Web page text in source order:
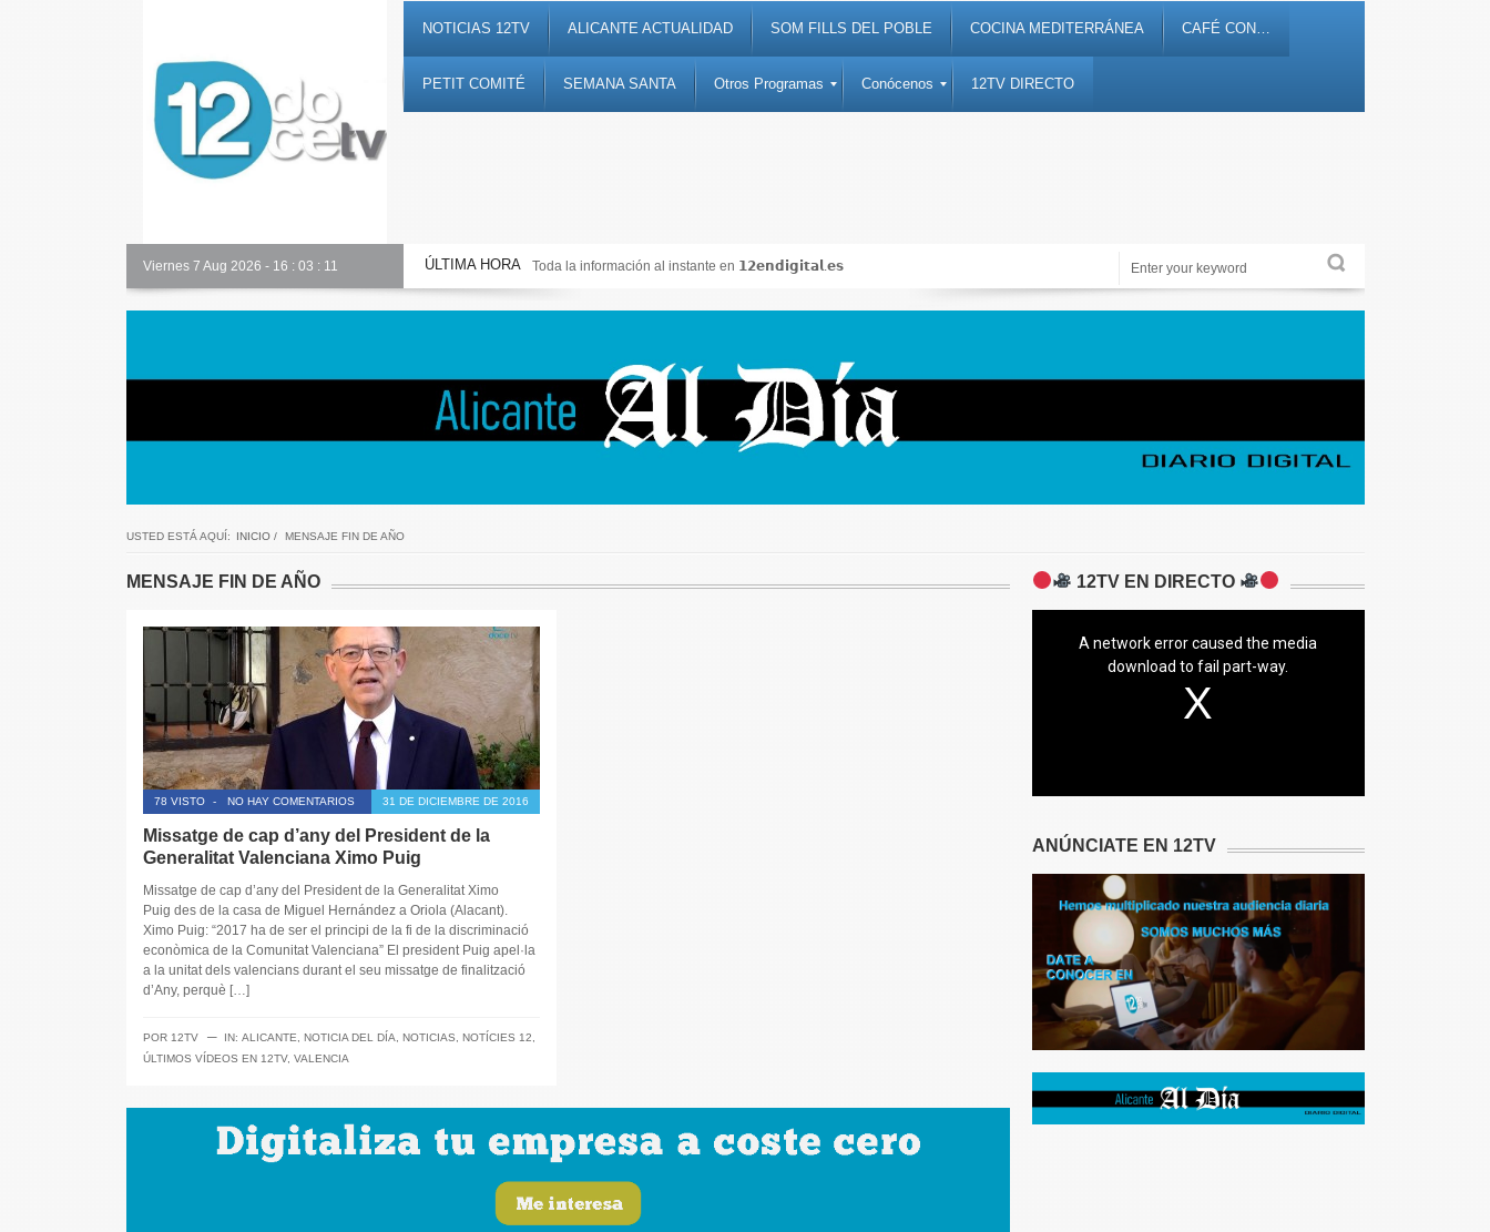
NOTICIAS 12TV ALICANTE ACTUALIDAD SOM FILLS DEL POBLE COCINA MEDITERRÁNEA CAFÉ CON…
PETIT COMITÉ SEMANA SANTA Otros Programas Conócenos 12TV DIRECTO
Viernes 7 Aug 2026 - 16 : 03 : 13 ÚLTIMA HORA
Alicante Actualidad Toda la información al instante en 𝟭𝟮𝗲𝗻𝗱𝗶𝗴𝗶𝘁𝗮𝗹.𝗲𝘀 Noticias, debates, fiestas, cultura, ocio y entretenimiento
USTED ESTÁ AQUÍ: INICIO/ MENSAJE FIN DE AÑO
MENSAJE FIN DE AÑO
78 VISTO - NO HAY COMENTARIOS 31 DE DICIEMBRE DE 2016
Missatge de cap d’any del President de la
Generalitat Valenciana Ximo Puig
Missatge de cap d’any del President de la Generalitat Ximo
Puig des de la casa de Miguel Hernández a Oriola (Alacant).
Ximo Puig: “2017 ha de ser el principi de la fi de la discriminació
econòmica de la Comunitat Valenciana” El president Puig apel·la
a la unitat dels valencians durant el seu missatge de finalització
d’Any, perquè […]
POR 12TV ─ IN: ALICANTE NOTICIA DEL DÍA NOTICIAS NOTÍCIES 12
ÚLTIMOS VÍDEOS EN 12TV, VALENCIA
12TV EN DIRECTO
A network error caused the media
download to fail part-way.
ANÚNCIATE EN 12TV